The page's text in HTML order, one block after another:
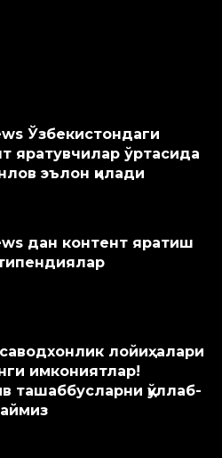
Ўзбекистондаги
яратувчилар ўртасида
эълон қилади
дан контент яратиш
лойиҳалари
имкониятлар!
ташаббусларни қўллаб-